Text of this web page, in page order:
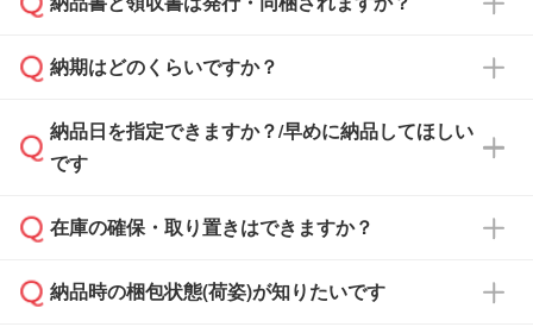
基本的には先入金をお願いしておりますが、自
どの場合は、月末締め翌月末払いに対応可能で
また、卒業・卒園記念品で対策委員会や個人様
校や幼稚園・保育園であれば、同様の条件でご
ご希望の際は担当スタッフまでお気軽にご相談
ください。
納品書・領収書は ご依頼をいただいた場合の
ず、通常はPDFデータをメール添付でお送りし
ます。
たは注文フォームの『ご注文に関する備考欄』
納期はどのくらいですか？
・印刷する場合(500個程度)
ご入金、イメージ画像の校了から約2週間～2
ご入金確認後、1～2営業日で出荷いたしま
納品日を指定できますか？/早めに納品してほしい
です
ご希望の納期がある場合は、お問い合わせ・お
い。
在庫の確保・取り置きはできますか？
ご入金確認後に在庫を確保し、注文確定のご連
納品時の梱包状態(荷姿)が知りたいです